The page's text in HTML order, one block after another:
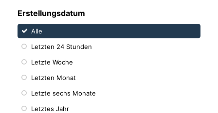
Erstellungsdatum
Alle
Letzten 24 Stunden
Letzte Woche
Letzten Monat
Letzte sechs Monate
Letztes Jahr